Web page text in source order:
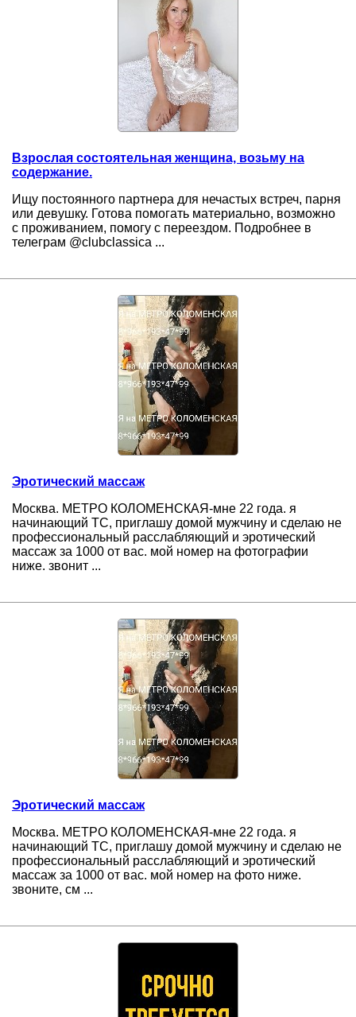
Взрослая состоятельная женщина, возьму на
содержание.
Ищу постоянного партнера для нечастых встреч, парня
или девушку. Готова помогать материально, возможно
с проживанием, помогу с переездом. Подробнее в
телеграм @clubclassica ...
Эротический массаж
Москва. МЕТРО КОЛОМЕНСКАЯ-мне 22 года. я
начинающий ТС, приглашу домой мужчину и сделаю не
профессиональный расслабляющий и эротический
массаж за 1000 от вас. мой номер на фотографии
ниже. звонит ...
Эротический массаж
Москва. МЕТРО КОЛОМЕНСКАЯ-мне 22 года. я
начинающий ТС, приглашу домой мужчину и сделаю не
профессиональный расслабляющий и эротический
массаж за 1000 от вас. мой номер на фото ниже.
звоните, см ...